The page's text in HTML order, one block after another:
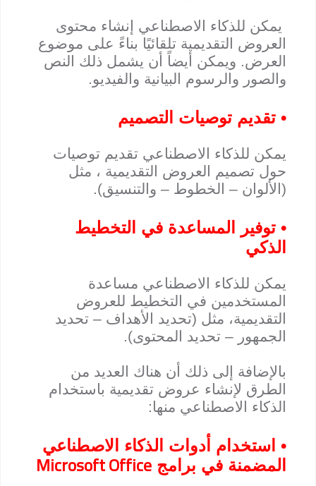
يمكن للذكاء الاصطناعي إنشاء محتوى
العروض التقديمية تلقائيًا بناءً على موضوع
العرض. ويمكن أيضاً أن يشمل ذلك النص
والصور والرسوم البيانية والفيديو.
• تقديم توصيات التصميم
يمكن للذكاء الاصطناعي تقديم توصيات
حول تصميم العروض التقديمية ، مثل
(الألوان – الخطوط – والتنسيق).
• توفير المساعدة في التخطيط
الذكي
يمكن للذكاء الاصطناعي مساعدة
المستخدمين في التخطيط للعروض
التقديمية، مثل (تحديد الأهداف – تحديد
الجمهور – تحديد المحتوى).
بالإضافة إلى ذلك أن هناك العديد من
الطرق لإنشاء عروض تقديمية باستخدام
الذكاء الاصطناعي منها:
• استخدام أدوات الذكاء الاصطناعي
المضمنة في برامج Microsoft Office